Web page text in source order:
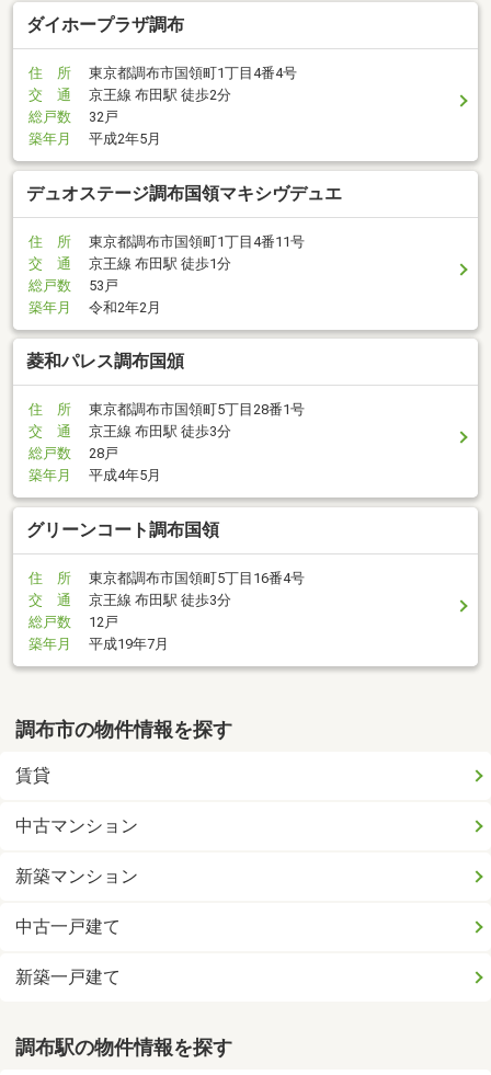
ダイホープラザ調布
住 所
東京都調布市国領町1丁目4番4号
交 通
京王線 布田駅 徒歩2分
総戸数
32戸
築年月
平成2年5月
デュオステージ調布国領マキシヴデュエ
住 所
東京都調布市国領町1丁目4番11号
交 通
京王線 布田駅 徒歩1分
総戸数
53戸
築年月
令和2年2月
菱和パレス調布国頒
住 所
東京都調布市国領町5丁目28番1号
交 通
京王線 布田駅 徒歩3分
総戸数
28戸
築年月
平成4年5月
グリーンコート調布国領
住 所
東京都調布市国領町5丁目16番4号
交 通
京王線 布田駅 徒歩3分
総戸数
12戸
築年月
平成19年7月
調布市の物件情報を探す
賃貸
中古マンション
新築マンション
中古一戸建て
新築一戸建て
調布駅の物件情報を探す